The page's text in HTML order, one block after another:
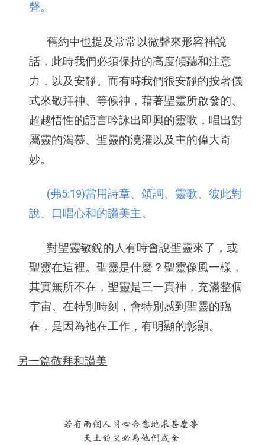
聲。
舊約中也提及常常以微聲來形容神說
話，此時我們必須保持的高度傾聽和注意
力，以及安靜。而有時我們很安靜的按著儀
式來敬拜神、等候神，藉著聖靈所啟發的、
超越悟性的語言吟詠出即興的靈歌，唱出對
屬靈的渴慕、聖靈的澆灌以及主的偉大奇
妙。
(弗5:19)當用詩章、頌詞、靈歌、彼此對
說、口唱心和的讚美主。
對聖靈敏銳的人有時會說聖靈來了，或
聖靈在這裡。聖靈是什麼？聖靈像風一樣，
其實無所不在，聖靈是三一真神，充滿整個
宇宙。在特別時刻，會特別感到聖靈的臨
在，是因為祂在工作，有明顯的彰顯。
另一篇敬拜和讚美